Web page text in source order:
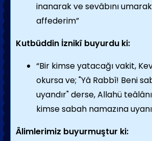
inanarak ve sevâbını
affederim”
Kutbüddin İznikî buyurdu ki:
“Bir kimse yatacağı vakit,
okursa ve; "Yâ Rabbî! Beni
uyandır" derse, Allahü
kimse sabah namazına
Âlimlerimiz buyurmuştur ki: